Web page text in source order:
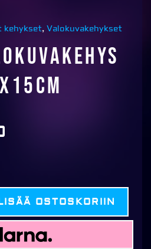
kehykset, Valokuvakehykset
OSTOSKORIIN